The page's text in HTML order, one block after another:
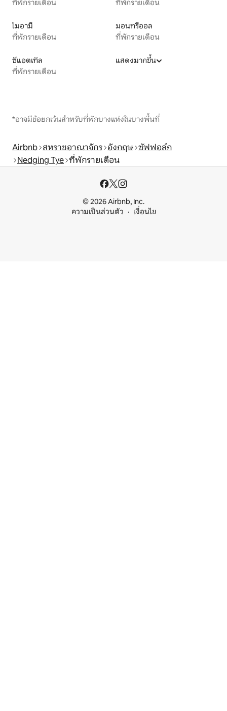
ที่พักรายเดือน ที่พักรายเดือน
ไมอามี
ที่พักรายเดือน
มอนทรีออล
ที่พักรายเดือน
ซีแอตเทิล
ที่พักรายเดือน
แสดงมากขึ้น
*อาจมีข้อยกเว้นสำหรับที่พักบางแห่งในบางพื้นที่
Airbnb สหราชอาณาจักร อังกฤษ ซัฟฟอล์ก
Nedging Tye ที่พักรายเดือน
© 2026 Airbnb, Inc.
ความเป็นส่วนตัว
เงื่อนไข